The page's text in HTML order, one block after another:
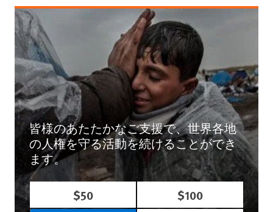
皆様のあたたかなご支援で、世界各地
の人権を守る活動を続けることができ
ます。
$50
$100